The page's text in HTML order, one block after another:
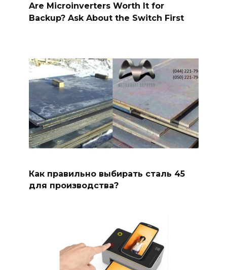
Are Microinverters Worth It for
Backup? Ask About the Switch First
Как правильно выбирать сталь 45
для производства?